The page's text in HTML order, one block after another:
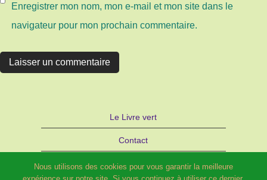
Enregistrer mon nom, mon e-mail et mon site dans le
navigateur pour mon prochain commentaire.
Le Livre vert
Contact
Autre site d’Hélène SCHILD : Bijoux
Nous utilisons des cookies pour vous garantir la meilleure